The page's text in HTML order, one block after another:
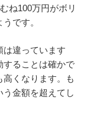
ね100万円がボリ
です。
は違っています
することは確かで
くなります。も
う金額を超えてし